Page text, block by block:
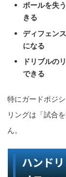
ボールを失
きる
ディフェン
になる
ドリブルの
できる
特にガードポジ
リングは「試合
ん。
ハンド